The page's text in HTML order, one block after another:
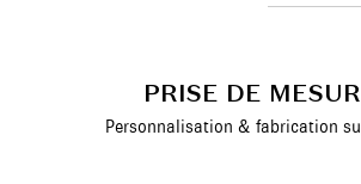
PRISE DE
Personnalisation & fabrication